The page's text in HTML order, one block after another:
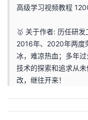
子
直
播
的
活
我
的
注
课
程
的
认
我
的
我
术
支
云
声
议
高级学习视频教程
🥇 关于作者: 历任研
2016年、2020年两度
冰，难凉热血；多年
技术的探索和追求从
改，继往开来！